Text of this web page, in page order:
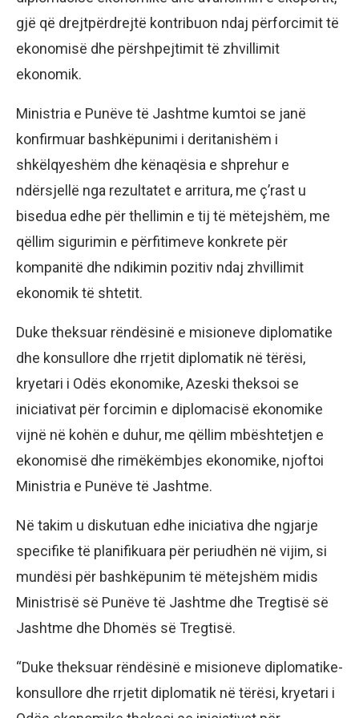
gjë që drejtpërdrejtë kontribuon ndaj përforcimit të
ekonomisë dhe përshpejtimit të zhvillimit
ekonomik.
Ministria e Punëve të Jashtme kumtoi se janë
konfirmuar bashkëpunimi i deritanishëm i
shkëlqyeshëm dhe kënaqësia e shprehur e
ndërsjellë nga rezultatet e arritura, me ç’rast u
bisedua edhe për thellimin e tij të mëtejshëm, me
qëllim sigurimin e përfitimeve konkrete për
kompanitë dhe ndikimin pozitiv ndaj zhvillimit
ekonomik të shtetit.
Duke theksuar rëndësinë e misioneve diplomatike
dhe konsullore dhe rrjetit diplomatik në tërësi,
kryetari i Odës ekonomike, Azeski theksoi se
iniciativat për forcimin e diplomacisë ekonomike
vijnë në kohën e duhur, me qëllim mbështetjen e
ekonomisë dhe rimëkëmbjes ekonomike, njoftoi
Ministria e Punëve të Jashtme.
Në takim u diskutuan edhe iniciativa dhe ngjarje
specifike të planifikuara për periudhën në vijim, si
mundësi për bashkëpunim të mëtejshëm midis
Ministrisë së Punëve të Jashtme dhe Tregtisë së
Jashtme dhe Dhomës së Tregtisë.
“Duke theksuar rëndësinë e misioneve diplomatike-
konsullore dhe rrjetit diplomatik në tërësi, kryetari i